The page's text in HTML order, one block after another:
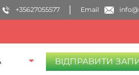
+35627055577 Email
ВІДПРАВИТИ